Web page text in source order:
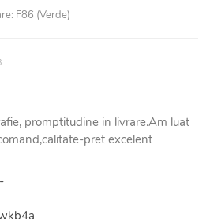
F86 (Verde)
promptitudine in livrare.Am luat
pret excelent